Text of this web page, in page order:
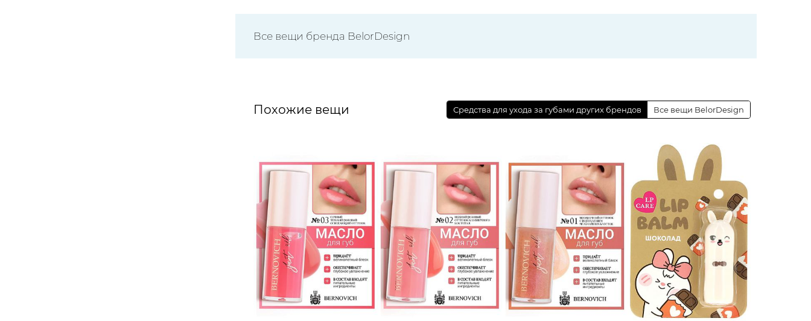
Все вещи бренда BelorDesign
Похожие вещи Средства для ухода за губами других брендов Все вещи BelorDesign